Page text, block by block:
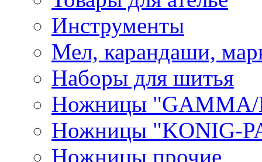
Инструменты
Мел, карандаши,
Наборы для шитья
Ножницы "GAMMA/
Ножницы "KONIG-
Ножницы прочие